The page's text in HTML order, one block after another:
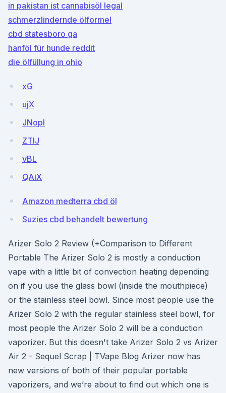
in pakistan ist cannabisöl legal
schmerzlindernde ölformel
cbd statesboro ga
hanföl für hunde reddit
die ölfüllung in ohio
xG
ujX
JNopI
ZTIJ
vBL
QAiX
Amazon medterra cbd öl
Suzies cbd behandelt bewertung
Arizer Solo 2 Review (+Comparison to Different
Portable The Arizer Solo 2 is mostly a conduction
vape with a little bit of convection heating depending
on if you use the glass bowl (inside the mouthpiece)
or the stainless steel bowl. Since most people use the
Arizer Solo 2 with the regular stainless steel bowl, for
most people the Arizer Solo 2 will be a conduction
vaporizer. But this doesn't take Arizer Solo 2 vs Arizer
Air 2 - Sequel Scrap | TVape Blog Arizer now has
new versions of both of their popular portable
vaporizers, and we’re about to find out which one is